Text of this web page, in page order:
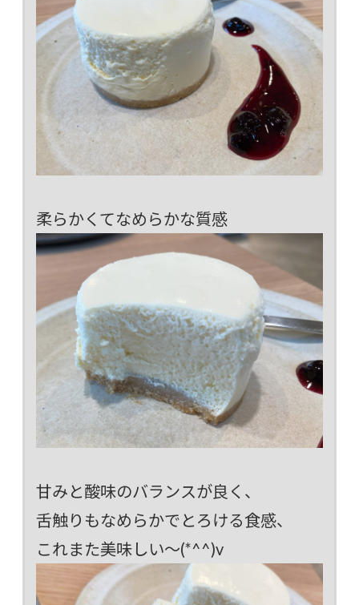
柔らかくてなめらかな質感
甘みと酸味のバランスが良く、
舌触りもなめらかでとろける食感、
これまた美味しい～(*^^)v